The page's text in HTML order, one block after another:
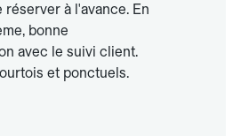
réserver à l'avance. En
bonne
avec le suivi client.
et ponctuels.